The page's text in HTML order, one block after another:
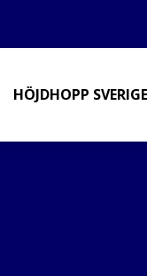
HÖJDHOPP SVERIGE